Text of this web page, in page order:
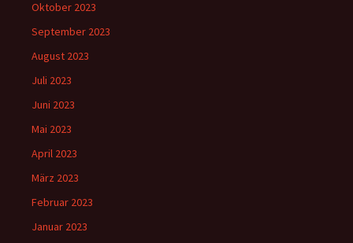
Oktober 2023
September 2023
August 2023
Juli 2023
Juni 2023
Mai 2023
April 2023
März 2023
Februar 2023
Januar 2023